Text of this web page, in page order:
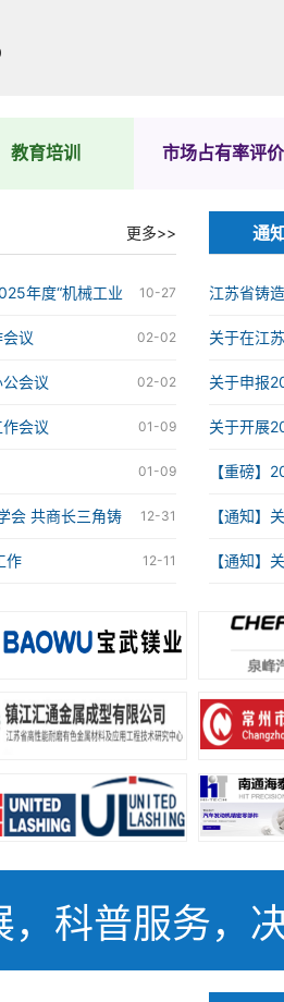
教育培训 市场占有率评价
更多>>
10-27
年度“机械工业
02-02
议
02-02
会议
01-09
会议
01-09
12-31
会 共商长三角铸
12-11
作
通
江苏省铸
果评价工
关于在江
证的通知
关于申报
关于开展
知
【重磅】
工作者、
【通知】
作者评选
【通知】
科普服务，决